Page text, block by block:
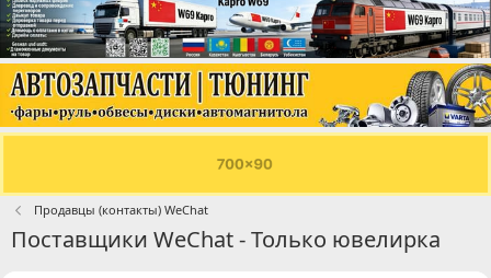
Продавцы (контакты) WeChat
Поставщики WeChat - Только ювелирка